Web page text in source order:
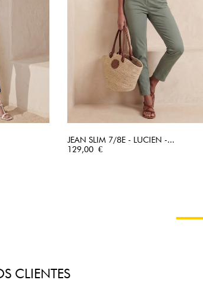
JEAN SLIM 7/8E - LUCIEN -...
Prix
129,00 €
CLIENTES